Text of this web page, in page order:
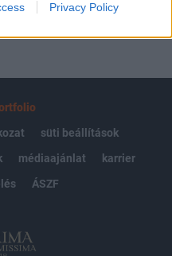
Privacy Policy
süti beállítások
médiaajánlat
karrier
ÁSZF